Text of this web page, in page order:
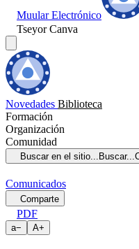
Muular Electrónico
Tseyor Canva
Novedades Biblioteca
Formación
Organización
Comunidad
Buscar en el sitio... Buscar...
Comunicados
Comparte
PDF
a− A+